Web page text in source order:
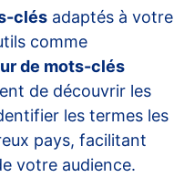
clés adaptés à votre
comme
de mots-clés
de découvrir les
les termes les
pays, facilitant
votre audience.